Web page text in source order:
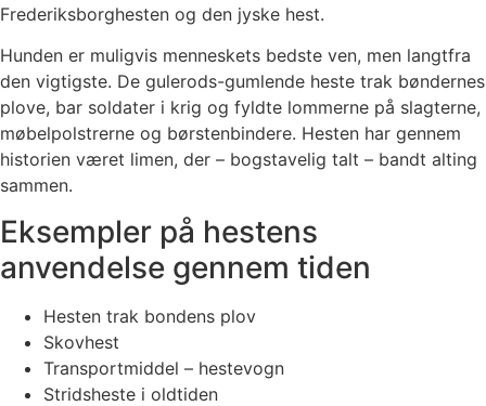
Frederiksborghesten og den jyske hest.
Hunden er muligvis menneskets bedste ven, men langtfra
den vigtigste. De gulerods-gumlende heste trak bøndernes
plove, bar soldater i krig og fyldte lommerne på slagterne,
møbelpolstrerne og børstenbindere. Hesten har gennem
historien været limen, der – bogstavelig talt – bandt alting
sammen.
Eksempler på hestens
anvendelse gennem tiden
Hesten trak bondens plov
Skovhest
Transportmiddel – hestevogn
Stridsheste i oldtiden